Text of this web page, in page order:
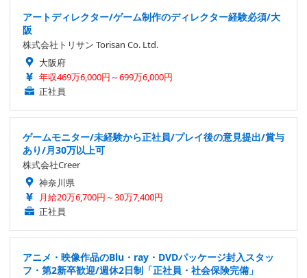
アートディレクター/ゲーム制作のディレクター経験必須/大
阪
株式会社トリサン Torisan Co. Ltd.
大阪府
年収469万6,000円～699万6,000円
正社員
ゲームモニター/未経験から正社員/プレイ後の意見提出/賞与
あり/月30万以上可
株式会社Creer
神奈川県
月給20万6,700円～30万7,400円
正社員
アニメ・映像作品のBlu・ray・DVDパッケージ封入スタッ
フ・第2新卒歓迎/週休2日制「正社員・社会保険完備」